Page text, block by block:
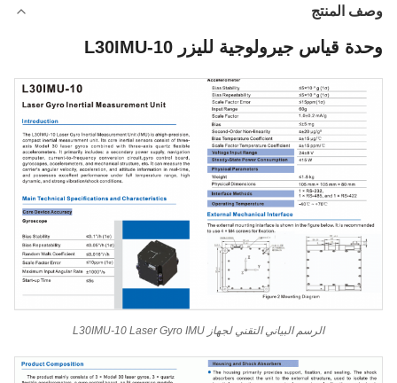
وصف المنتج
وحدة قياس جيرولوجية لليزر L30IMU-10
الرسم البياني التقني لجهاز L30IMU-10 Laser Gyro IMU